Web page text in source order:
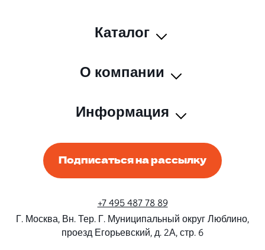
Каталог
О компании
Информация
Подписаться на рассылку
+7 495 487 78 89
Г. Москва, Вн. Тер. Г. Муниципальный округ Люблино,
проезд Егорьевский, д. 2А, стр. 6